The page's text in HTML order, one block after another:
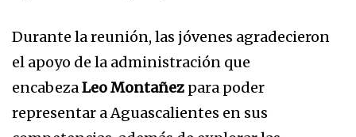
Durante la reunión, las jóvenes agradecieron
el apoyo de la administración que
encabezaLeo Montañez para poder
representar a Aguascalientes en sus